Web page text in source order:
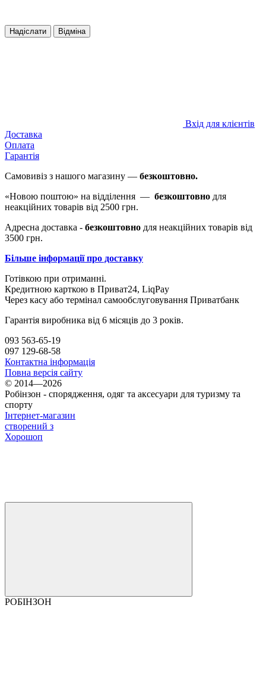
Надіслати Відміна
Вхід для клієнтів
Доставка
Оплата
Гарантія
Самовивіз з нашого магазину — безкоштовно.
«Новою поштою» на відділення — безкоштовно для
неакційних товарів від 2500 грн.
Адресна доставка - безкоштовно для неакційних товарів від
3500 грн.
Більше інформації про доставку
Готівкою при отриманні.
Кредитною карткою в Приват24, ​​LiqPay
Через касу або термінал самообслуговування Приватбанк
Гарантія виробника від 6 місяців до 3 років.
093 563-65-19
097 129-68-58
Контактна інформація
Повна версія сайту
© 2014—2026
Робінзон - спорядження, одяг та аксесуари для туризму та
спорту
Інтернет-магазин
створений з
Хорошоп
РОБІНЗОН